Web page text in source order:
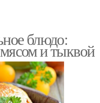
блюдо:
и тыквой